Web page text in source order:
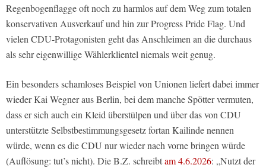
Regenbogenflagge oft noch zu harmlos auf dem Weg zum totalen
konservativen Ausverkauf und hin zur Progress Pride Flag. Und
vielen CDU-Protagonisten geht das Anschleimen an die durchaus
als sehr eigenwillige Wählerklientel niemals weit genug.
Ein besonders schamloses Beispiel von Unionen liefert dabei immer
wieder Kai Wegner aus Berlin, bei dem manche Spötter vermuten,
dass er sich auch ein Kleid überstülpen und über das von CDU
unterstützte Selbstbestimmungsgesetz fortan Kailinde nennen
würde, wenn es die CDU nur wieder nach vorne bringen würde
(Auflösung: tut’s nicht). Die B.Z. schreibtam 4.6.2026: „Nutzt der